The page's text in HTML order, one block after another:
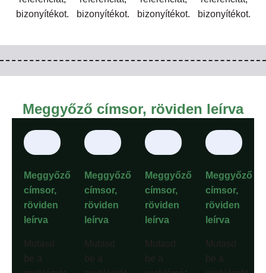
bizonyítékot.
bizonyítékot.
bizonyítékot.
bizonyítékot.
Meggyőző címsor, röviden leírva
Meggyőző
címsor,
röviden
leírva
Mutasd
be a
Meggyőző
címsor,
röviden
leírva
Mutasd
be a
Meggyőző
címsor,
röviden
leírva
Mutasd
be a
Meggyőző
címsor,
röviden
leírva
Mutasd
be a